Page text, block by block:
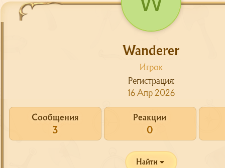
Сайт
Форум
О сервере
Скачать
Поддержка
Wanderer
Игрок
Регистрация
16 Апр 2026
Сообщения
3
Реакции
0
Найти